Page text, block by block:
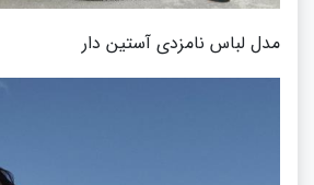
مدل لباس نامزدی آستین دار